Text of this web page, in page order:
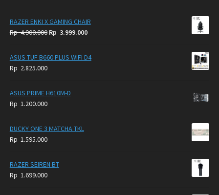
RAZER ENKI X GAMING CHAIR
Rp4.900.000 Original
was:
Rp 3.999.000Current
is:
ASUS TUF B660 PLUS WIFI D4
Rp 2.825.000
ASUS PRIME H610M-D
Rp 1.200.000
DUCKY ONE 3 MATCHA TKL
Rp 1.595.000
RAZER SEIREN BT
Rp 1.699.000